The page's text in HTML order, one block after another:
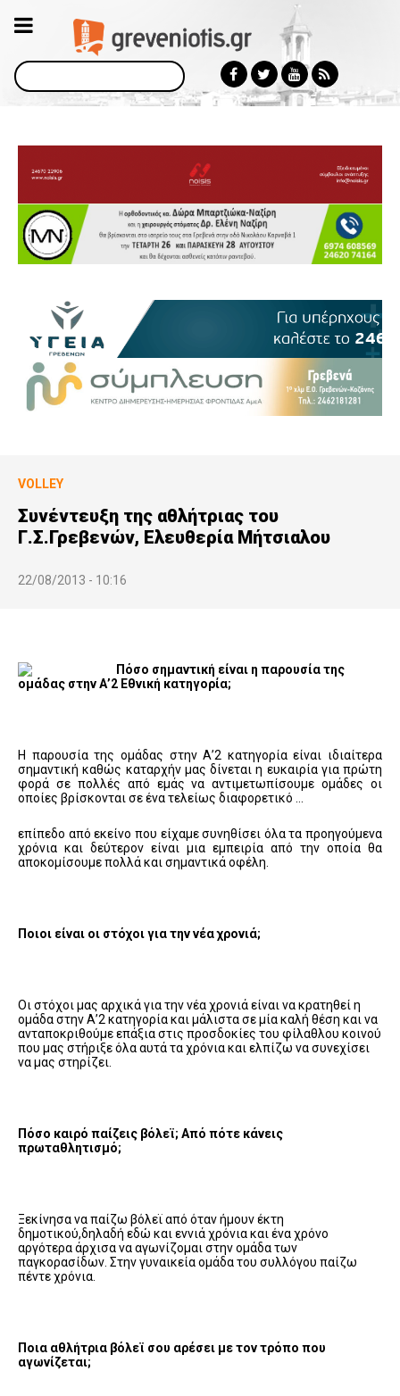
Αναζήτηση
VOLLEY
Συνέντευξη της αθλήτριας του
Γ.Σ.Γρεβενών, Ελευθερία Μήτσιαλου
22/08/2013 - 10:16
Πόσο σημαντική είναι η παρουσία της
ομάδας στην Α’2 Εθνική κατηγορία;
Η παρουσία της ομάδας στην Α’2 κατηγορία είναι ιδιαίτερα
σημαντική καθώς καταρχήν μας δίνεται η ευκαιρία για πρώτη
φορά σε πολλές από εμάς να αντιμετωπίσουμε ομάδες οι
οποίες βρίσκονται σε ένα τελείως διαφορετικό …
επίπεδο από εκείνο που είχαμε συνηθίσει όλα τα προηγούμενα
χρόνια και δεύτερον είναι μια εμπειρία από την οποία θα
αποκομίσουμε πολλά και σημαντικά οφέλη.
Ποιοι είναι οι στόχοι για την νέα χρονιά;
Οι στόχοι μας αρχικά για την νέα χρονιά είναι να κρατηθεί η
ομάδα στην Α’2 κατηγορία και μάλιστα σε μία καλή θέση και να
ανταποκριθούμε επάξια στις προσδοκίες του φίλαθλου κοινού
που μας στήριξε όλα αυτά τα χρόνια και ελπίζω να συνεχίσει
να μας στηρίζει.
Πόσο καιρό παίζεις βόλεϊ; Από πότε κάνεις
πρωταθλητισμό;
Ξεκίνησα να παίζω βόλεϊ από όταν ήμουν έκτη
δημοτικού,δηλαδή εδώ και εννιά χρόνια και ένα χρόνο
αργότερα άρχισα να αγωνίζομαι στην ομάδα των
παγκορασίδων. Στην γυναικεία ομάδα του συλλόγου παίζω
πέντε χρόνια.
Ποια αθλήτρια βόλεϊ σου αρέσει με τον τρόπο που
αγωνίζεται;